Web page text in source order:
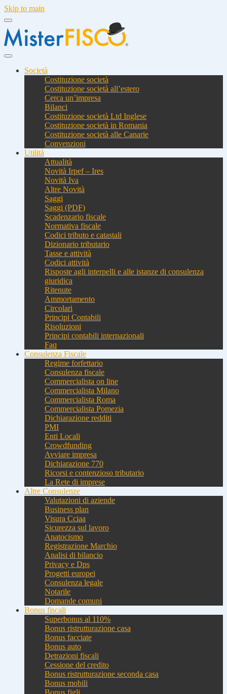
Skip to main
Società
Costituzione società
Costituzione società all’estero
Cerca un’impresa
Bilanci
Costituzione società Ltd Inglese
Costituzione società in Romania
Costituzione società alle Canarie
Convenzioni
Utilità
Attualità
Novità Irpef – Ires
Novità Iva
Altre Novità
Saggi
Saggi (PDF)
Scadenzario fiscale
Normativa fiscale
Codici tributo e catastali
Dizionario tributario
Tasse e attività
Codici attività
Risposte agli interpelli e alle istanze di consulenza
giuridica
Ritenute
Ammortamento
Circolari
Principi Contabili
Risoluzioni
Principi contabili internazionali
Faq
Consulenza Fiscale
Regime forfettario
Consulenza fiscale
Commercialista on line
Commercialista Milano
Commercialista Roma
Commercialista Pomezia
Dichiarazione redditi
PMI
Enti Locali
Crowdfunding
Avviare impresa
Dichiarazione 770
Ricorsi e contenzioso tributario
La Rete di imprese
Altre Consulenze
Valutazioni di aziende
Business plan
Visura Cciaa
Sicurezza sul lavoro
Anatocismo
Registrazione Marchio
Analisi di bilancio
Privacy e Dps
Progetti europei
Consulenza legale
Notarile
Domande comuni
Bonus fiscali
Superbonus al 110%
Bonus ristrutturazione casa
Bonus facciate
Bonus auto
Detrazioni fiscali
Cessione del credito
Bonus ristrutturazione seconda casa
Bonus mobili
Bonus figli